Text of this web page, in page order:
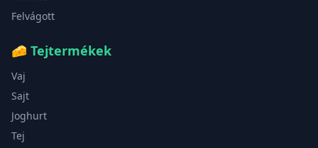
Felvágott
🧀 Tejtermékek
Vaj
Sajt
Joghurt
Tej